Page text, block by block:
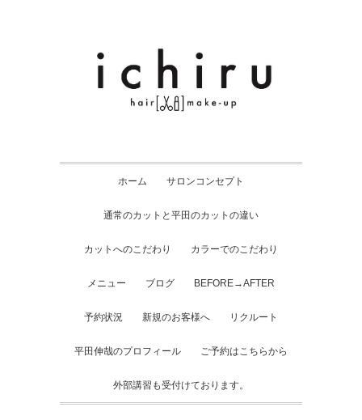
ホーム サロンコンセプト
通常のカットと平田のカットの違い
カットへのこだわり カラーでのこだわり
メニュー ブログ BEFORE→AFTER
予約状況 新規のお客様へ リクルート
平田伸哉のプロフィール ご予約はこちらから
外部講習も受付けております。